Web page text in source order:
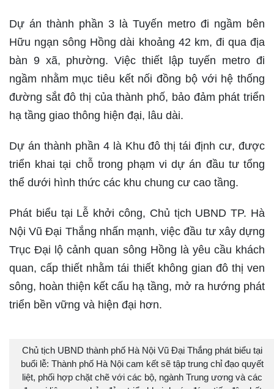
Dự án thành phần 3 là Tuyến metro đi ngầm bên
Hữu ngạn sông Hồng dài khoảng 42 km, đi qua địa
bàn 9 xã, phường. Việc thiết lập tuyến metro đi
ngầm nhằm mục tiêu kết nối đồng bộ với hệ thống
đường sắt đô thị của thành phố, bảo đảm phát triển
hạ tầng giao thông hiện đại, lâu dài.
Dự án thành phần 4 là Khu đô thị tái định cư, được
triển khai tại chỗ trong phạm vi dự án đầu tư tổng
thể dưới hình thức các khu chung cư cao tầng.
Phát biểu tại Lễ khởi công, Chủ tịch UBND TP. Hà
Nội Vũ Đại Thắng nhấn mạnh, việc đầu tư xây dựng
Trục Đại lộ cảnh quan sông Hồng là yêu cầu khách
quan, cấp thiết nhằm tái thiết không gian đô thị ven
sông, hoàn thiện kết cấu hạ tầng, mở ra hướng phát
triển bền vững và hiện đại hơn.
Chủ tịch UBND thành phố Hà Nội Vũ Đại Thắng phát biểu tại
buổi lễ: Thành phố Hà Nội cam kết sẽ tập trung chỉ đạo quyết
liệt, phối hợp chặt chẽ với các bộ, ngành Trung ương và các